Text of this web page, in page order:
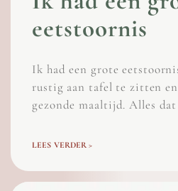
eetstoornis
Ik had een grote
rustig aan tafel te zitten
gezonde maaltijd. Alles
LEES VERDER >